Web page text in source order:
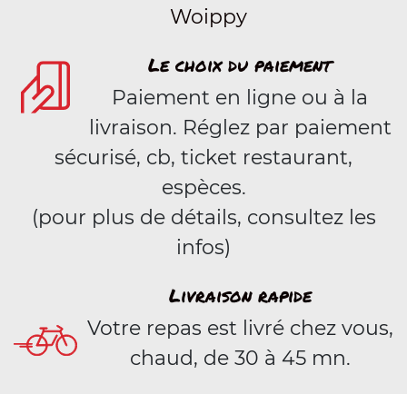
Woippy
Le choix du paiement
Paiement en ligne ou à la
livraison. Réglez par paiement
sécurisé, cb, ticket restaurant,
espèces.
(pour plus de détails, consultez les
infos)
Livraison rapide
Votre repas est livré chez vous,
chaud, de 30 à 45 mn.